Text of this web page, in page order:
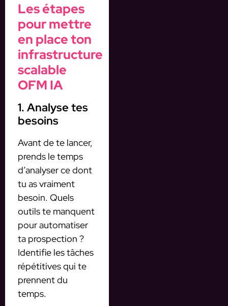
Les étapes
pour mettre
en place ton
infrastructure
scalable
OFM IA
1. Analyse tes
besoins
Avant de te lancer,
prends le temps
d’analyser ce dont
tu as vraiment
besoin. Quels
outils te manquent
pour automatiser
ta prospection ?
Identifie les tâches
répétitives qui te
prennent du
temps.